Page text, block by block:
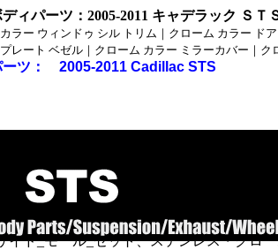
パーツ、クローム_メッキ製カスタムパー
ゥ_ピラー_トリム_パック、ステンレス・
ッカーパネル、
イド_モール_セット、ステンレス・クロ
ィパーツ ：2005-2011 キャデラック ＳＴ
ー ウィンドゥ シル トリム｜クローム カラー ド
ート ベゼル｜クローム カラー ミラーカバー｜ク
ーツ： 2005-2011 Cadillac STS